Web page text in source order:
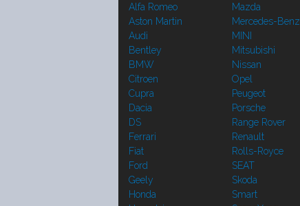
Alfa Romeo
Aston Martin
Audi
Bentley
BMW
Citroen
Cupra
Dacia
DS
Ferrari
Fiat
Ford
Geely
Honda
Mazda
Mercedes-Benz
MINI
Mitsubishi
Nissan
Opel
Peugeot
Porsche
Range Rover
Renault
Rolls-Royce
SEAT
Skoda
Smart